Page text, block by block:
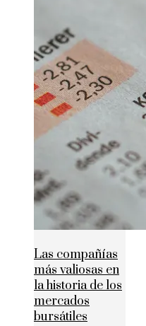
Las compañías
más valiosas en
la historia de los
mercados
bursátiles